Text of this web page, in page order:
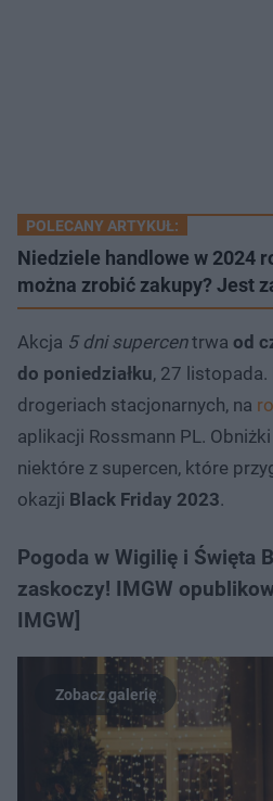
POLECANY ARTYKUŁ:
Niedziele handlowe w 2024
można zrobić zakupy? Jest
Akcja 5 dni supercentrwa od
do poniedziałku, 27
drogeriach stacjonarnych, na
aplikacji Rossmann PL.
niektóre z supercen, które
okazji Black Friday 2023.
Pogoda w Wigilię i Święta
zaskoczy! IMGW
IMGW]